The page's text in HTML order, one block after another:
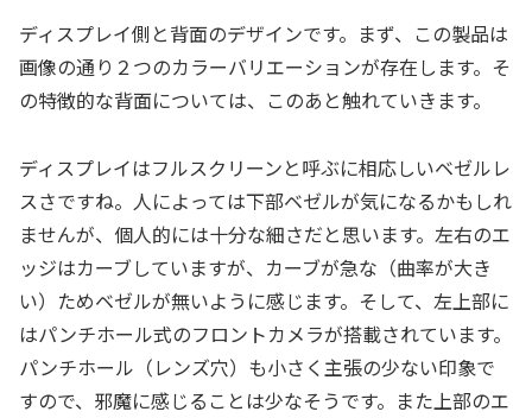
ディスプレイ側と背面のデザインです。まず、この製品は
画像の通り２つのカラーバリエーションが存在します。そ
の特徴的な背面については、このあと触れていきます。
ディスプレイはフルスクリーンと呼ぶに相応しいベゼルレ
スさですね。人によっては下部ベゼルが気になるかもしれ
ませんが、個人的には十分な細さだと思います。左右のエ
ッジはカーブしていますが、カーブが急な（曲率が大き
い）ためベゼルが無いように感じます。そして、左上部に
はパンチホール式のフロントカメラが搭載されています。
パンチホール（レンズ穴）も小さく主張の少ない印象で
すので、邪魔に感じることは少なそうです。また上部のエ